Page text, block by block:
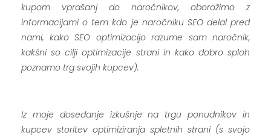
kupom vprašanj do naročnikov, oborožimo z
informacijami o tem kdo je naročniku SEO delal pred
nami, kako SEO optimizacijo razume sam naročnik,
kakšni so cilji optimizacije strani in kako dobro sploh
poznamo trg svojih kupcev).
Iz moje dosedanje izkušnje na trgu ponudnikov in
kupcev storitev optimiziranja spletnih strani (s svojo